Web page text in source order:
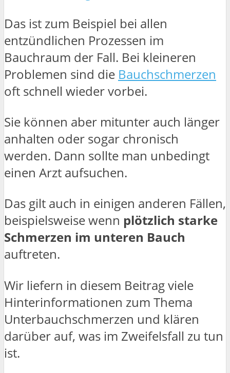
Das ist zum Beispiel bei allen
entzündlichen Prozessen im
Bauchraum der Fall. Bei kleineren
Problemen sind die Bauchschmerzen
oft schnell wieder vorbei.
Sie können aber mitunter auch länger
anhalten oder sogar chronisch
werden. Dann sollte man unbedingt
einen Arzt aufsuchen.
Das gilt auch in einigen anderen Fällen,
beispielsweise wenn plötzlich starke
Schmerzen im unteren Bauch
auftreten.
Wir liefern in diesem Beitrag viele
Hinterinformationen zum Thema
Unterbauchschmerzen und klären
darüber auf, was im Zweifelsfall zu tun
ist.